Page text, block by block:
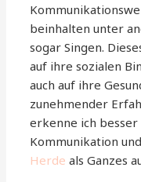
beinhalten unter
sogar Singen.
auf ihre sozialen
auch auf ihre
zunehmender
erkenne ich
Kommunikation
Herde als Ganzes